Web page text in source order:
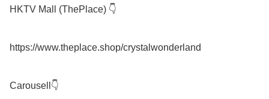
HKTV Mall (ThePlace) 👇
https://www.theplace.shop/crystalwonderland
Carousell👇